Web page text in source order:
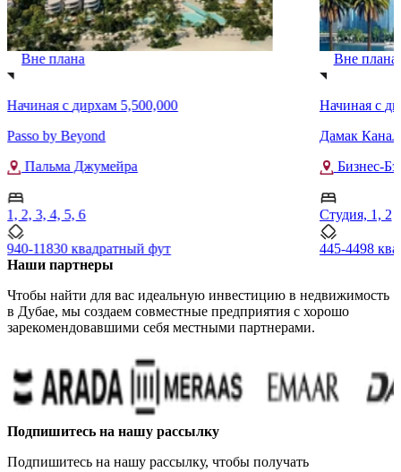
Вне плана
Начиная с дирхам 5,500,000
Passo by Beyond
Пальма Джумейра
1, 2, 3, 4, 5, 6
940-11830 квадратный фут
Вне плана
Начиная с
Дамак
Бизнес-
Студия, 1, 2
445-4498
Наши партнеры
Чтобы найти для вас идеальную инвестицию в недвижимость
в Дубае, мы создаем совместные предприятия с хорошо
зарекомендовавшими себя местными партнерами.
Подпишитесь на нашу рассылку
Подпишитесь на нашу рассылку, чтобы получать